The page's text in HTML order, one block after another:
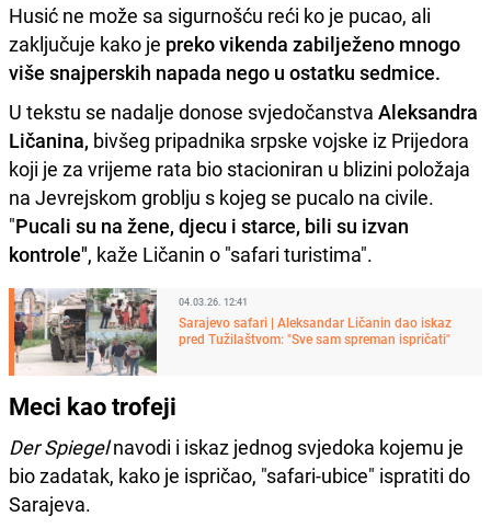
Husić ne može sa sigurnošću reći ko je pucao, ali
zaključuje kako je preko vikenda zabilježeno mnogo
više snajperskih napada nego u ostatku sedmice.
U tekstu se nadalje donose svjedočanstva Aleksandra
Ličanina, bivšeg pripadnika srpske vojske iz Prijedora
koji je za vrijeme rata bio stacioniran u blizini položaja
na Jevrejskom groblju s kojeg se pucalo na civile.
"Pucali su na žene, djecu i starce, bili su izvan
kontrole", kaže Ličanin o "safari turistima".
04.03.26. 12:41
Sarajevo safari | Aleksandar Ličanin dao iskaz
pred Tužilaštvom: "Sve sam spreman ispričati"
Meci kao trofeji
Der Spiegelnavodi i iskaz jednog svjedoka kojemu je
bio zadatak, kako je ispričao, "safari-ubice" ispratiti do
Sarajeva.